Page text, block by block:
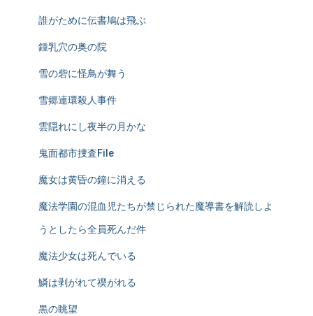
誰がために伝書鳩は飛ぶ
鍾乳穴の奥の院
雪の砦に怪鳥が舞う
雪郷連環殺人事件
雲隠れにし夜半の月かな
鬼面都市捜査File
魔女は黄昏の鐘に消える
魔法学園の混血児たちが禁じられた魔導書を解読しよ
うとしたら全員死んだ件
魔法少女は死んでいる
鱗は剥がれて禊がれる
黒の眺望